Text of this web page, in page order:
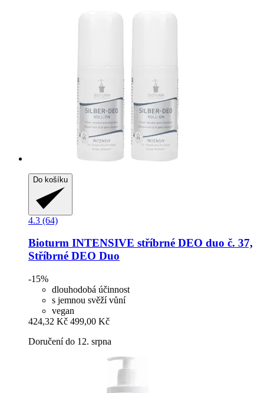
Do košíku
4.3 (64)
Bioturm INTENSIVE stříbrné DEO duo č. 37,
Stříbrné DEO Duo
-15%
dlouhodobá účinnost
s jemnou svěží vůní
vegan
424,32 Kč 499,00 Kč
Doručení do 12. srpna